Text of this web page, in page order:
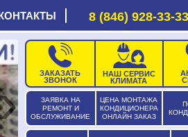
8 (846) 928-33-33
ЗАЯВКА НА
РЕМОНТ И
ОБСЛУЖИВАНИЕ
ЦЕНА МОНТАЖА
КОНДИЦИОНЕРА
ОНЛАЙН ЗАКАЗ
ЗАКАЗАТЬ
ЗВОНОК
НАШ СЕРВИС
КЛИМАТА